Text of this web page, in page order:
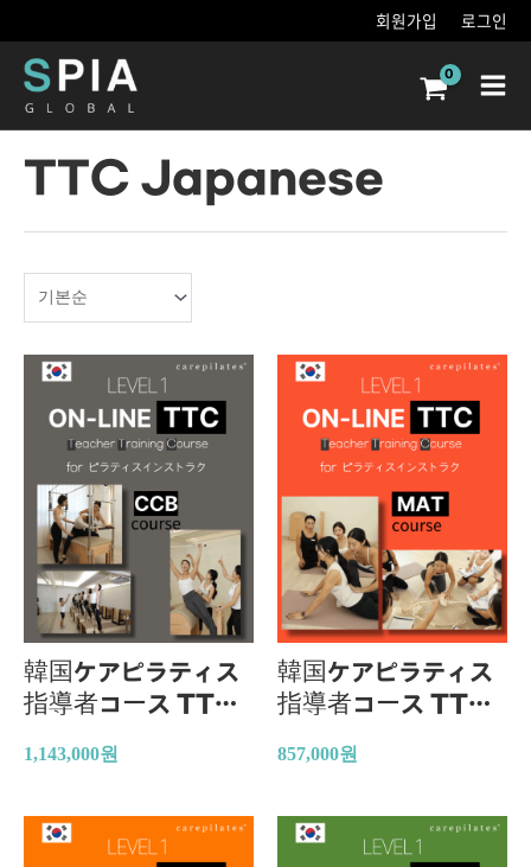
건너뛰기
회원가입 로그인
Menu
TTC Japanese
韓国ケアピラティス
指導者コース TTC
（CCB コース）
1,143,000원
韓国ケアピラティス
指導者コース TTC
（Mat 指導者コー
857,000원